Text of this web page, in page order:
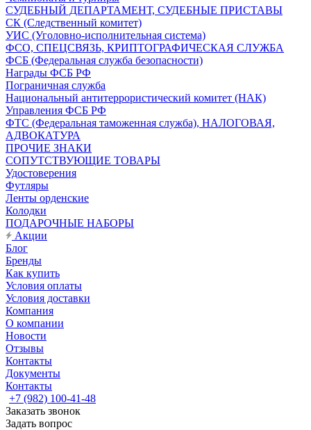
СУДЕБНЫЙ ДЕПАРТАМЕНТ, СУДЕБНЫЕ ПРИСТАВЫ
СК (Следственный комитет)
УИС (Уголовно-исполнительная система)
ФСО, СПЕЦСВЯЗЬ, КРИПТОГРАФИЧЕСКАЯ СЛУЖБА
ФСБ (Федеральная служба безопасности)
Награды ФСБ РФ
Пограничная служба
Национальный антитеррористический комитет (НАК)
Управления ФСБ РФ
ФТС (Федеральная таможенная служба), НАЛОГОВАЯ,
АДВОКАТУРА
ПРОЧИЕ ЗНАКИ
СОПУТСТВУЮЩИЕ ТОВАРЫ
Удостоверения
Футляры
Ленты орденские
Колодки
ПОДАРОЧНЫЕ НАБОРЫ
Акции
Блог
Бренды
Как купить
Условия оплаты
Условия доставки
Компания
О компании
Новости
Отзывы
Контакты
Документы
Контакты
+7 (982) 100-41-48
Заказать звонок
Задать вопрос